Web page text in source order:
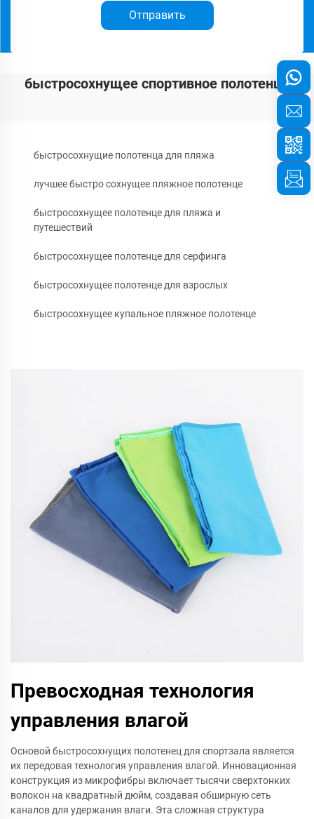
Отправить
быстросохнущее спортивное полотенце
быстросохнущие полотенца для пляжа
лучшее быстро сохнущее пляжное полотенце
быстросохнущее полотенце для пляжа и
путешествий
быстросохнущее полотенце для серфинга
быстросохнущее полотенце для взрослых
быстросохнущее купальное пляжное полотенце
Превосходная технология
управления влагой
Основой быстросохнущих полотенец для спортзала является
их передовая технология управления влагой. Инновационная
конструкция из микрофибры включает тысячи сверхтонких
волокон на квадратный дюйм, создавая обширную сеть
каналов для удержания влаги. Эта сложная структура